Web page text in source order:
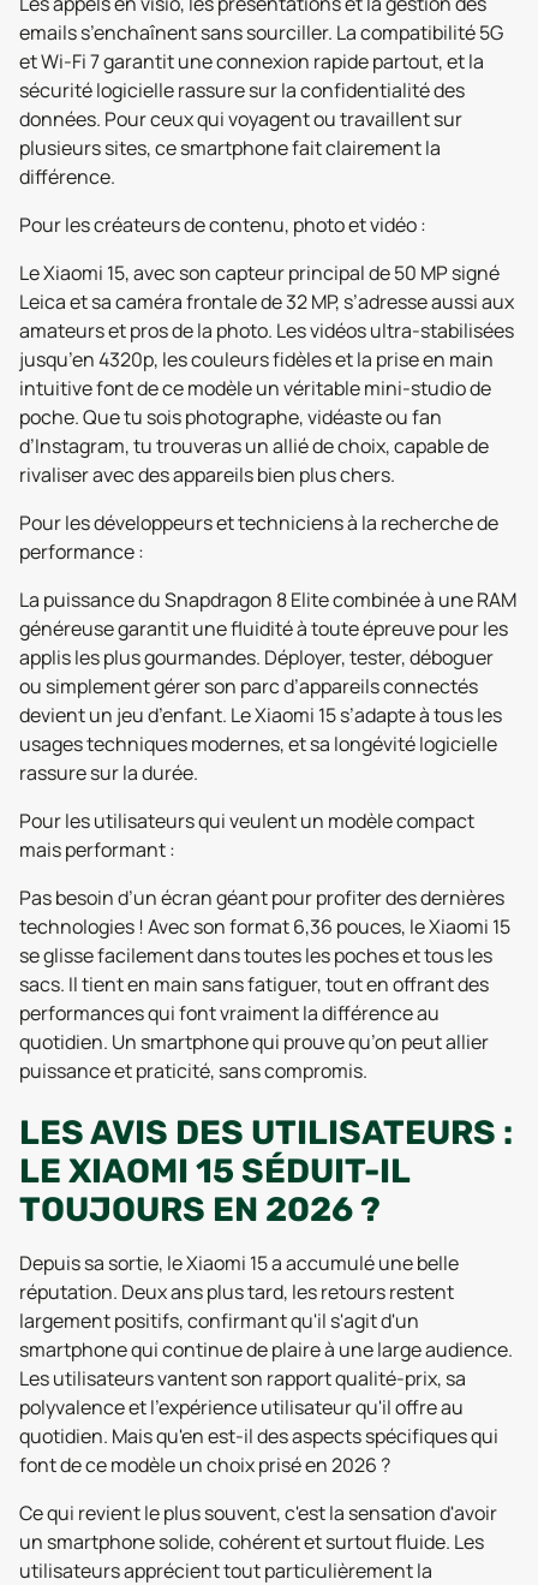
emails s’enchaînent sans sourciller. La compatibilité 5G
et Wi-Fi 7 garantit une connexion rapide partout, et la
sécurité logicielle rassure sur la confidentialité des
données. Pour ceux qui voyagent ou travaillent sur
plusieurs sites, ce smartphone fait clairement la
différence.
Pour les créateurs de contenu, photo et vidéo :
Le Xiaomi 15, avec son capteur principal de 50 MP signé
Leica et sa caméra frontale de 32 MP, s’adresse aussi aux
amateurs et pros de la photo. Les vidéos ultra-stabilisées
jusqu’en 4320p, les couleurs fidèles et la prise en main
intuitive font de ce modèle un véritable mini-studio de
poche. Que tu sois photographe, vidéaste ou fan
d’Instagram, tu trouveras un allié de choix, capable de
rivaliser avec des appareils bien plus chers.
Pour les développeurs et techniciens à la recherche de
performance :
La puissance du Snapdragon 8 Elite combinée à une RAM
généreuse garantit une fluidité à toute épreuve pour les
applis les plus gourmandes. Déployer, tester, déboguer
ou simplement gérer son parc d’appareils connectés
devient un jeu d’enfant. Le Xiaomi 15 s’adapte à tous les
usages techniques modernes, et sa longévité logicielle
rassure sur la durée.
Pour les utilisateurs qui veulent un modèle compact
mais performant :
Pas besoin d’un écran géant pour profiter des dernières
technologies ! Avec son format 6,36 pouces, le Xiaomi 15
se glisse facilement dans toutes les poches et tous les
sacs. Il tient en main sans fatiguer, tout en offrant des
performances qui font vraiment la différence au
quotidien. Un smartphone qui prouve qu’on peut allier
puissance et praticité, sans compromis.
LES AVIS DES UTILISATEURS :
LE XIAOMI 15 SÉDUIT-IL
TOUJOURS EN 2026 ?
Depuis sa sortie, le Xiaomi 15 a accumulé une belle
réputation. Deux ans plus tard, les retours restent
largement positifs, confirmant qu'il s'agit d'un
smartphone qui continue de plaire à une large audience.
Les utilisateurs vantent son rapport qualité-prix, sa
polyvalence et l'expérience utilisateur qu'il offre au
quotidien. Mais qu'en est-il des aspects spécifiques qui
font de ce modèle un choix prisé en 2026 ?
Ce qui revient le plus souvent, c'est la sensation d'avoir
un smartphone solide, cohérent et surtout fluide. Les
utilisateurs apprécient tout particulièrement la